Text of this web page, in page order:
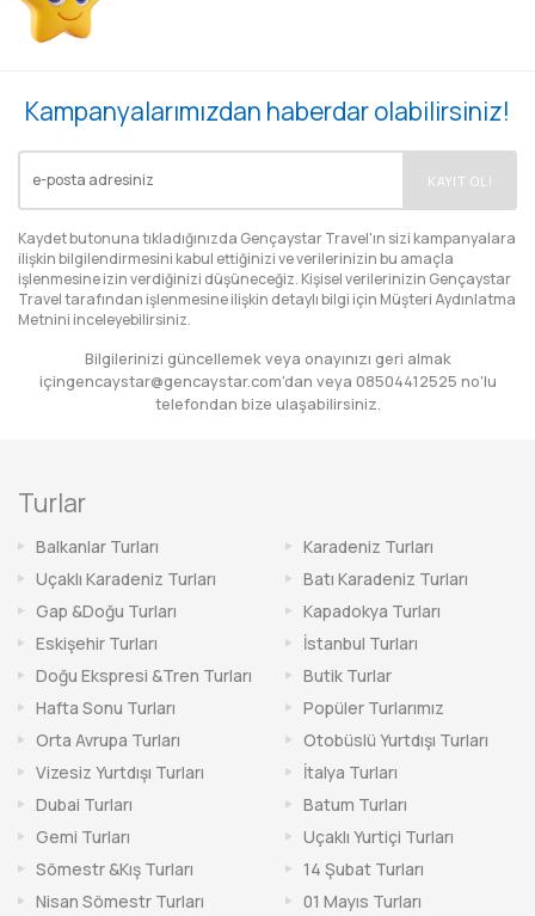
Kampanyalarımızdan haberdar olabilirsiniz!
KAYIT OL!
Kaydet butonuna tıkladığınızda Gençaystar Travel'ın sizi kampanyalara
ilişkin bilgilendirmesini kabul ettiğinizi ve verilerinizin bu amaçla
işlenmesine izin verdiğinizi düşüneceğiz. Kişisel verilerinizin Gençaystar
Travel tarafından işlenmesine ilişkin detaylı bilgi için Müşteri Aydınlatma
Metnini inceleyebilirsiniz.
Bilgilerinizi güncellemek veya onayınızı geri almak
içingencaystar@gencaystar.com'dan veya 08504412525 no'lu
telefondan bize ulaşabilirsiniz.
Turlar
Balkanlar Turları
Karadeniz Turları
Uçaklı Karadeniz Turları
Batı Karadeniz Turları
Gap &Doğu Turları
Kapadokya Turları
Eskişehir Turları
İstanbul Turları
Doğu Ekspresi &Tren Turları
Butik Turlar
Hafta Sonu Turları
Popüler Turlarımız
Orta Avrupa Turları
Otobüslü Yurtdışı Turları
Vizesiz Yurtdışı Turları
İtalya Turları
Dubai Turları
Batum Turları
Gemi Turları
Uçaklı Yurtiçi Turları
Sömestr &Kış Turları
14 Şubat Turları
Nisan Sömestr Turları
01 Mayıs Turları